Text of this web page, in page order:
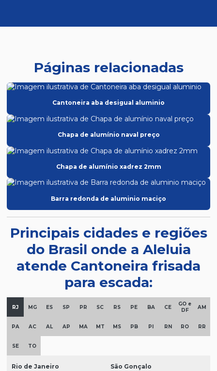
Páginas relacionadas
Cantoneira aba desigual aluminio
Chapa de alumínio naval preço
Chapa de alumínio xadrez 2mm
Barra redonda de aluminio maciço
Principais cidades e regiões
do Brasil onde a Aleluia
atende Cantoneira frisada
para escada:
RJ MG ES SP PR SC RS PE BA CE
GO e
DF
AM
PA AC AL AP MA MT MS PB PI RN RO RR
SE TO
Rio de Janeiro São Gonçalo